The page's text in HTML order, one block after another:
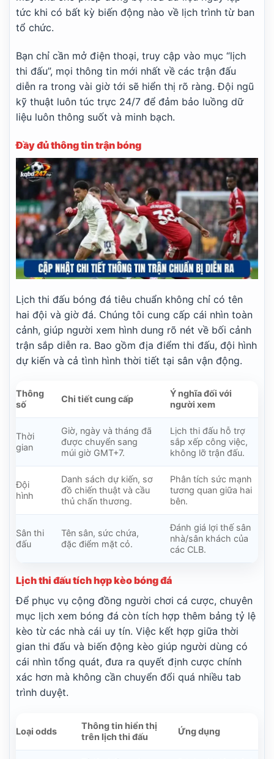
Mexico Liga de Expansion MX
Alebrijes de Oaxaca
07/08
Club Deportivo Dorados de Sinaloa
Mineros de Zacatecas
07/08
01:00
Leones Negros de la U. de G.
Correcaminos de la U.A.T.
tức khi có bất kỳ biến động nào về lịch trình từ ban
tổ chức.
Bạn chỉ cần mở điện thoại, truy cập vào mục “lịch
thi đấu”, mọi thông tin mới nhất về các trận đấu
diễn ra trong vài giờ tới sẽ hiển thị rõ ràng. Đội ngũ
kỹ thuật luôn túc trực 24/7 để đảm bảo luồng dữ
liệu luôn thông suốt và minh bạch.
Đầy đủ thông tin trận bóng
Lịch thi đấu bóng đá tiêu chuẩn không chỉ có tên
hai đội và giờ đá. Chúng tôi cung cấp cái nhìn toàn
cảnh, giúp người xem hình dung rõ nét về bối cảnh
trận sắp diễn ra. Bao gồm địa điểm thi đấu, đội hình
dự kiến và cả tình hình thời tiết tại sân vận động.
Thông
số
Chi tiết cung cấp
Ý nghĩa đối với
người xem
Thời
gian
Giờ, ngày và tháng đã
được chuyển sang
múi giờ GMT+7.
Lịch thi đấu hỗ trợ
sắp xếp công việc,
không lỡ trận đấu.
Đội
hình
Danh sách dự kiến, sơ
đồ chiến thuật và cầu
thủ chấn thương.
Phân tích sức mạnh
tương quan giữa hai
bên.
Sân thi
đấu
Tên sân, sức chứa,
đặc điểm mặt cỏ.
Đánh giá lợi thế sân
nhà/sân khách của
các CLB.
Lịch thi đấu tích hợp kèo bóng đá
Để phục vụ cộng đồng người chơi cá cược, chuyên
mục lịch xem bóng đá còn tích hợp thêm bảng tỷ lệ
kèo từ các nhà cái uy tín. Việc kết hợp giữa thời
gian thi đấu và biến động kèo giúp người dùng có
cái nhìn tổng quát, đưa ra quyết định cược chính
xác hơn mà không cần chuyển đổi quá nhiều tab
trình duyệt.
Loại odds
Thông tin hiển thị
trên lịch thi đấu
Ứng dụng